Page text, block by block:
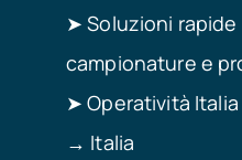
➤ Soluzioni
campionature e
➤ Operatività
→ Italia